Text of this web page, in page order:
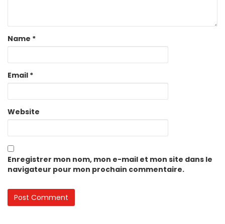
Name *
Email *
Website
Enregistrer mon nom, mon e-mail et mon site dans le
navigateur pour mon prochain commentaire.